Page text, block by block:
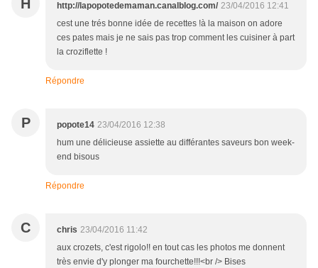
H http://lapopotedemaman.canalblog.com/ 23/04/2016 12:41
cest une trés bonne idée de recettes !à la maison on adore
ces pates mais je ne sais pas trop comment les cuisiner à part
la croziflette !
Répondre
P popote14 23/04/2016 12:38
hum une délicieuse assiette au différantes saveurs bon week-
end bisous
Répondre
C chris 23/04/2016 11:42
aux crozets, c'est rigolo!! en tout cas les photos me donnent
très envie d'y plonger ma fourchette!!!<br /> Bises